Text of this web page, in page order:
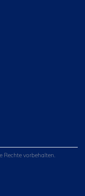
vorbehalten.